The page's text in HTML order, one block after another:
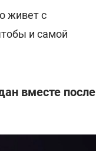
живет с
и самой
вместе после